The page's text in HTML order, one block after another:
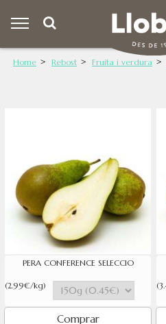
Home Rebost Fruita i verdura
PERA CONFERENCE SELECCIO
(2.99€/kg)
Comprar